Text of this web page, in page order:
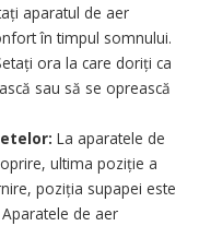
aparatul de aer
în timpul somnului.
ora la care doriți ca
sau să se oprească
La aparatele de
ultima poziție a
poziția supapei este
de aer